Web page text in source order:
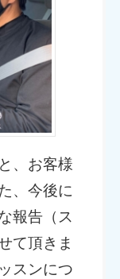
、お客様
、今後に
報告（ス
て頂きま
スンにつ